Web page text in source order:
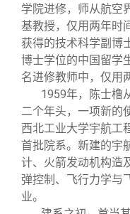
学院进修，师从航空
基教授，仅用两年时
获得的技术科学副博
博士学位的中国留学
名进修教师中，仅用
1959年，陈士橹
二个年头，一项新的
西北工业大学宇航工
首批院系。新建的宇
计、火箭发动机构造
弹控制、飞行力学与
业。